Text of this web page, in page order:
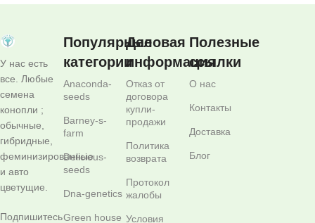
У нас есть
все. Любые
семена
конопли ;
обычные,
гибридные,
феминизированные
и авто
цветущие.
Подпишитесь
Популярные
категории
Anaconda-
seeds
Barney-s-
farm
Delicious-
seeds
Dna-genetics
Green house
Деловая
информация
Отказ от
договора
купли-
продажи
Политика
возврата
Протокол
жалобы
Условия
Полезные
ссылки
О нас
Контакты
Доставка
Блог